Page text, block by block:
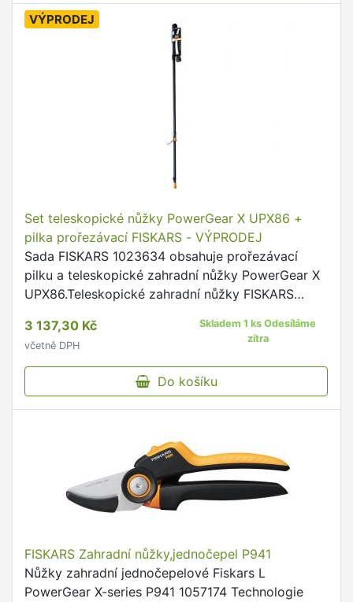
VÝPRODEJ
Set teleskopické nůžky PowerGear X UPX86 +
pilka prořezávací FISKARS - VÝPRODEJ
Sada FISKARS 1023634 obsahuje prořezávací
pilku a teleskopické zahradní nůžky PowerGear X
UPX86.Teleskopické zahradní nůžky FISKARS
UPX86 jsou jako stvořené …
3 137,30 Kč
včetně DPH
Skladem 1 ks Odesíláme
zítra
Do košíku
FISKARS Zahradní nůžky,jednočepel P941
Nůžky zahradní jednočepelové Fiskars L
PowerGear X-series P941 1057174 Technologie